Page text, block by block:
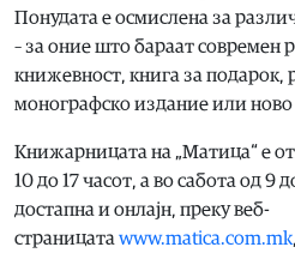
Понудата е осмислена за
– за оние што бараат современ
книжевност, книга за подарок,
монографско издание или ново
Книжарницата на „Матица“ е
10 до 17 часот, а во сабота од 9
достапна и онлајн, преку веб-
страницата www.matica.com.mk